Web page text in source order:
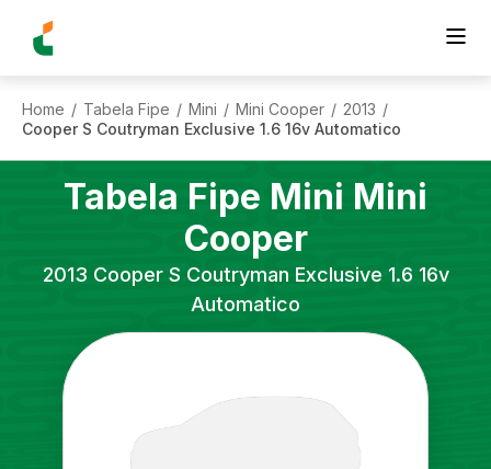
Home / Tabela Fipe / Mini / Mini Cooper / 2013 /
Cooper S Coutryman Exclusive 1.6 16v Automatico
Tabela Fipe Mini Mini
Cooper
2013 Cooper S Coutryman Exclusive 1.6 16v
Automatico